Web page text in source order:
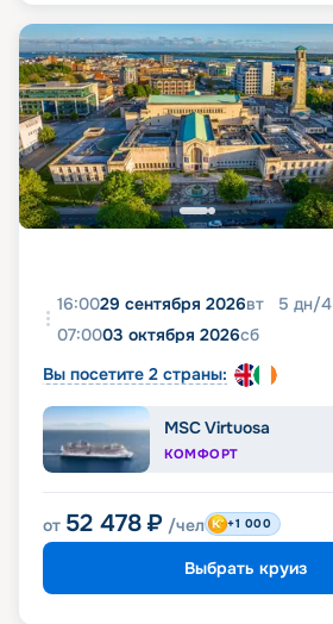
16:0029 сентября 2026вт 5 дн/4
07:0003 октября 2026сб
Вы посетите 2 страны:
MSC Virtuosa
КОМФОРТ
от 52 478 ₽ /чел +1 000
Выбрать круиз